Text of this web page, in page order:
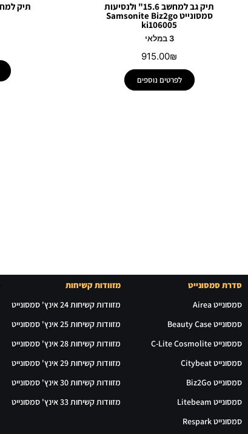
תיק גב למחשב 15.6" ולנסיעות
סמסונייט Samsonite Biz2go
ki106005
3 במלאי
915.00₪
לפרטים נוספים
סדרת סמסונייט
סמסונייט Airea
סמסונייט Beauty Case
סמסונייט C-Lite Cosmolite
סמסונייט Citybeat
סמסונייט Biz2Go
סמסונייט Litebeam
סמסונייט Respark
מזוודות קשיחות
מזוודות קשיחות 24 אינץ' סמסונייט
מזוודות קשיחות 25 אינץ' סמסונייט
מזוודות קשיחות 28 אינץ' סמסונייט
מזוודות קשיחות 29 אינץ' סמסונייט
מזוודות קשיחות 30 אינץ' סמסונייט
מזוודות קשיחות 33 אינץ' סמסונייט